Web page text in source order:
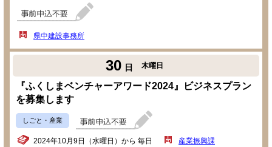
県中建設事務所
30 日 木曜日
『ふくしまベンチャーアワード2024』ビジネスプラン
を募集します
しごと・産業
2024年10月9日（水曜日）から 毎日 産業振興課